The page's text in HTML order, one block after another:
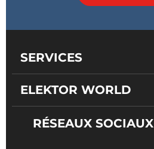
SERVICES
ELEKTOR WORLD
RÉSEAUX SOCIAUX